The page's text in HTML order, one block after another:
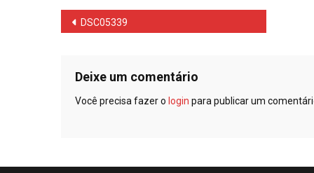
Navegação
Post
DSC05339
Deixe um comentário
Você precisa fazer o login para publicar um